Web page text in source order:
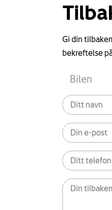
Gi din
bekreftelse